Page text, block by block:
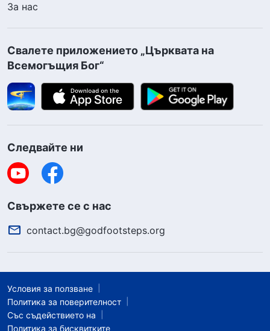
За нас
Свалете приложението „Църквата на
Всемогъщия Бог“
Следвайте ни
Свържете се с нас
contact.bg@godfootsteps.org
Условия за ползване
Политика за поверителност
Със съдействието на
Политика за бисквитките